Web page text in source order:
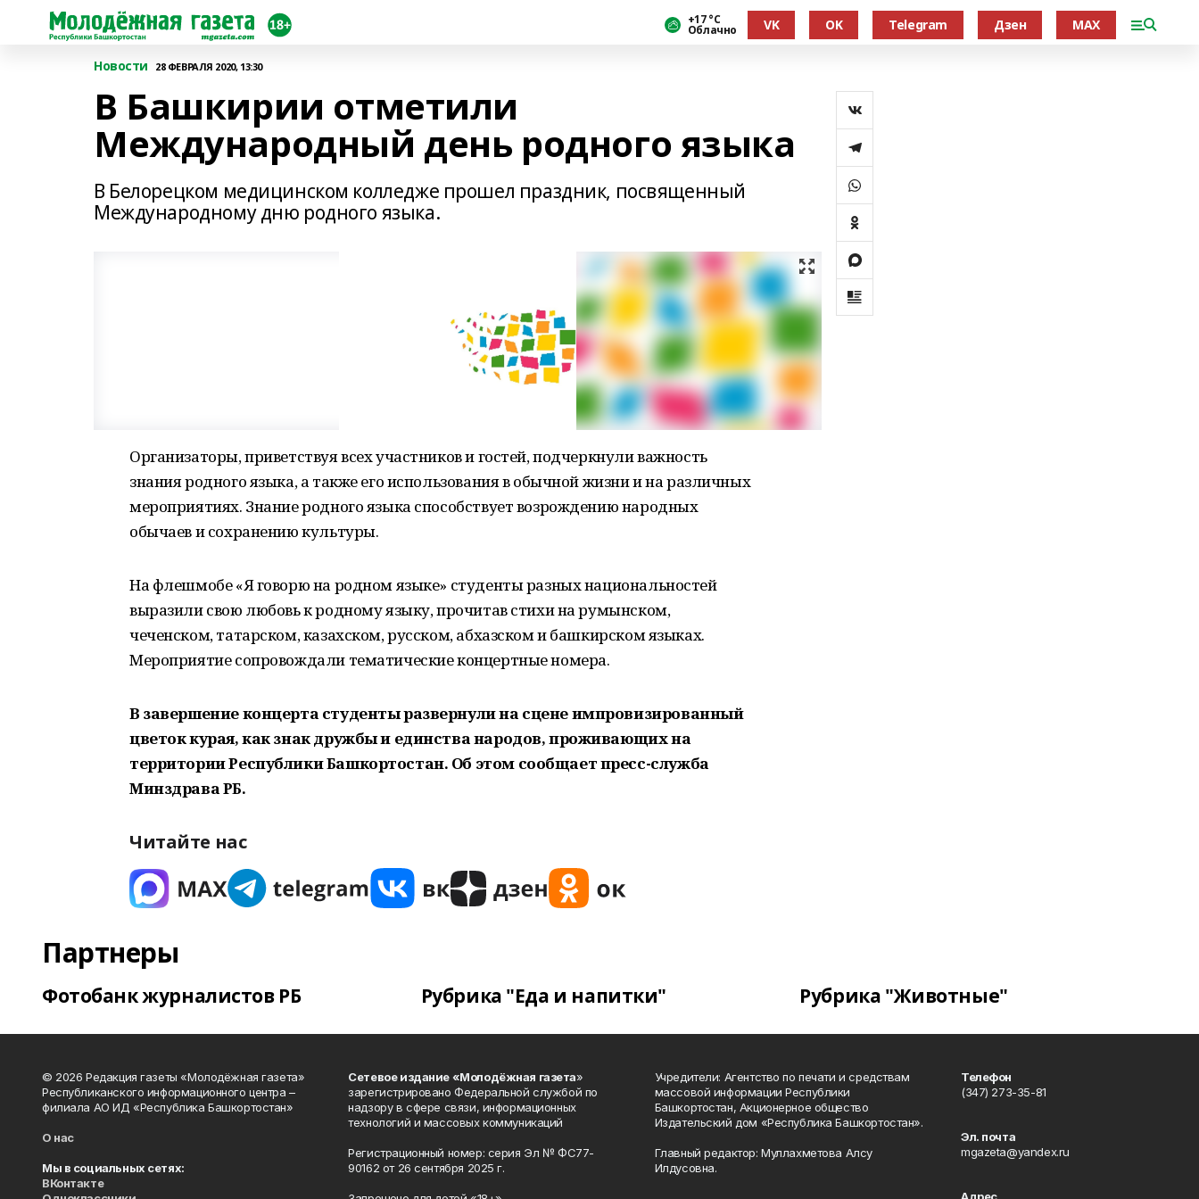
+17 °С
Облачно VK OK Telegram Дзен MAX
Новости 28 ФЕВРАЛЯ 2020, 13:30
В Башкирии отметили
Международный день родного языка
В Белорецком медицинском колледже прошел праздник, посвященный
Международному дню родного языка.
Организаторы, приветствуя всех участников и гостей, подчеркнули важность
знания родного языка, а также его использования в обычной жизни и на различных
мероприятиях. Знание родного языка способствует возрождению народных
обычаев и сохранению культуры.
На флешмобе «Я говорю на родном языке» студенты разных национальностей
выразили свою любовь к родному языку, прочитав стихи на румынском,
чеченском, татарском, казахском, русском, абхазском и башкирском языках.
Мероприятие сопровождали тематические концертные номера.
В завершение концерта студенты развернули на сцене импровизированный
цветок курая, как знак дружбы и единства народов, проживающих на
территории Республики Башкортостан. Об этом сообщает пресс-служба
Минздрава РБ.
Читайте нас
Партнеры
Фотобанк журналистов РБ Рубрика "Еда и напитки" Рубрика "Животные"
© 2026 Редакция газеты «Молодёжная газета»
Республиканского информационного центра –
филиала АО ИД «Республика Башкортостан»
О нас
Мы в социальных сетях:
ВКонтакте
Сетевое издание «Молодёжная газета»
зарегистрировано Федеральной службой по
надзору в сфере связи, информационных
технологий и массовых коммуникаций
Регистрационный номер: серия Эл № ФС77-
90162 от 26 сентября 2025 г.
Учредители: Агентство по печати и средствам
массовой информации Республики
Башкортостан, Акционерное общество
Издательский дом «Республика Башкортостан».
Главный редактор: Муллахметова Алсу
Илдусовна.
Телефон
(347) 273-35-81
Эл. почта
mgazeta@yandex.ru
Адрес